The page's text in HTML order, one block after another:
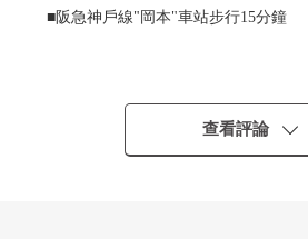
■阪急神戶線"岡本"車站步行15分鐘
0株式會社東急不動產開發商Mansion
0平成9年築，總戶數34戶
0可飼養寵物(規章限制有)
查看評論